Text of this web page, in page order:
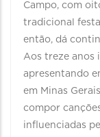
Campo, com
tradicional festa
então, dá
Aos treze anos
apresentando
em Minas
compor
influenciadas